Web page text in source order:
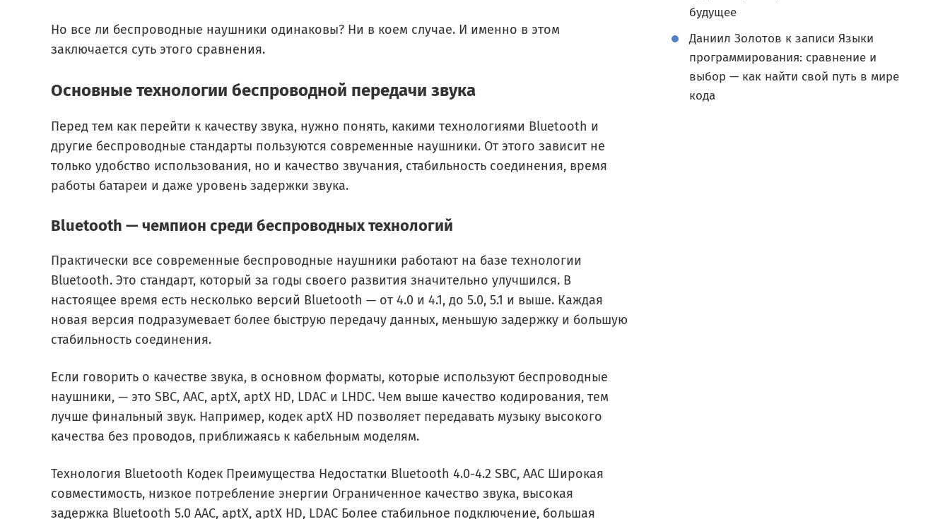
Но все ли беспроводные наушники одинаковы? Ни в коем случае. И именно в этом
заключается суть этого сравнения.
Основные технологии беспроводной передачи звука
Перед тем как перейти к качеству звука, нужно понять, какими технологиями Bluetooth и
другие беспроводные стандарты пользуются современные наушники. От этого зависит не
только удобство использования, но и качество звучания, стабильность соединения, время
работы батареи и даже уровень задержки звука.
Bluetooth — чемпион среди беспроводных технологий
Практически все современные беспроводные наушники работают на базе технологии
Bluetooth. Это стандарт, который за годы своего развития значительно улучшился. В
настоящее время есть несколько версий Bluetooth — от 4.0 и 4.1, до 5.0, 5.1 и выше. Каждая
новая версия подразумевает более быструю передачу данных, меньшую задержку и большую
стабильность соединения.
Если говорить о качестве звука, в основном форматы, которые используют беспроводные
наушники, — это SBC, AAC, aptX, aptX HD, LDAC и LHDC. Чем выше качество кодирования, тем
лучше финальный звук. Например, кодек aptX HD позволяет передавать музыку высокого
качества без проводов, приближаясь к кабельным моделям.
Технология Bluetooth Кодек Преимущества Недостатки Bluetooth 4.0-4.2 SBC, AAC Широкая
совместимость, низкое потребление энергии Ограниченное качество звука, высокая
задержка Bluetooth 5.0 AAC, aptX, aptX HD, LDAC Более стабильное подключение, большая
будущее
Даниил Золотов к записи Языки
программирования: сравнение и
выбор — как найти свой путь в мире
кода